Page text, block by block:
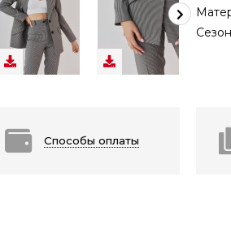
Сезон
Способы оплаты